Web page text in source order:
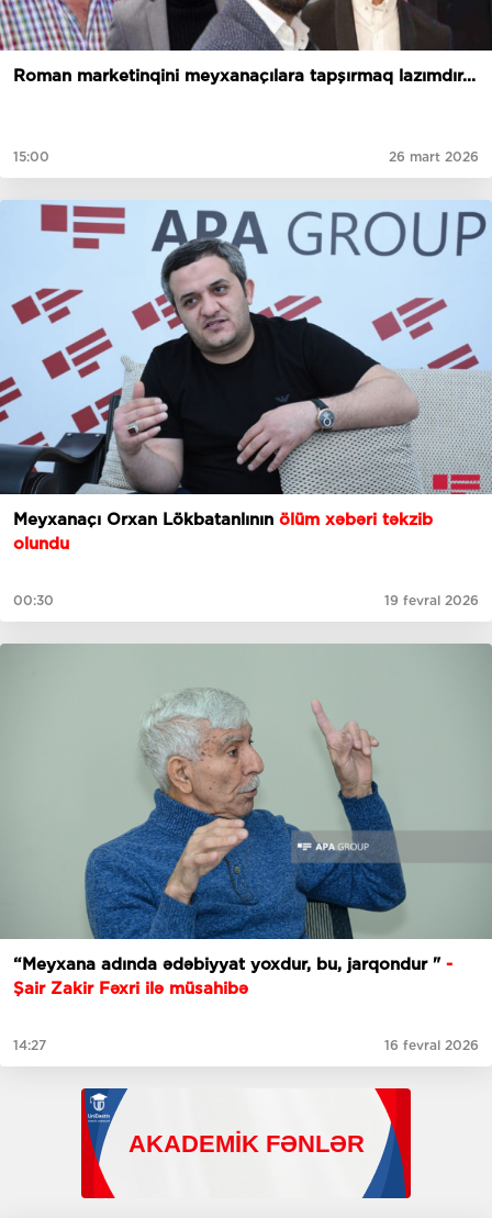
Roman marketinqini meyxanaçılara tapşırmaq lazımdır...
15:00 26 mart 2026
Meyxanaçı Orxan Lökbatanlının ölüm xəbəri təkzib
olundu
00:30 19 fevral 2026
“Meyxana adında ədəbiyyat yoxdur, bu, jarqondur " -
Şair Zakir Fəxri ilə müsahibə
14:27 16 fevral 2026